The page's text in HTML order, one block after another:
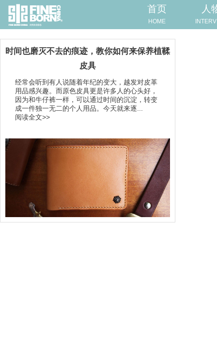
首页
HOME
人
时间也磨灭不去的痕迹，教你如何来保养植鞣
皮具
经常会听到有人说随着年纪的变大，越发对皮革
用品感兴趣。而原色皮具更是许多人的心头好，
因为和牛仔裤一样，可以通过时间的沉淀，转变
成一件独一无二的个人用品。今天就来逐...
阅读全文>>